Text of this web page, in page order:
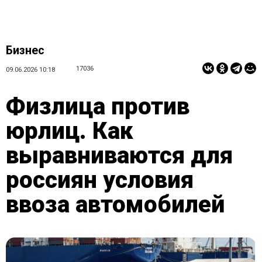
Бизнес
09.06.2026 10:18 17036
Физлица против
юрлиц. Как
выравниваются для
россиян условия
ввоза автомобилей